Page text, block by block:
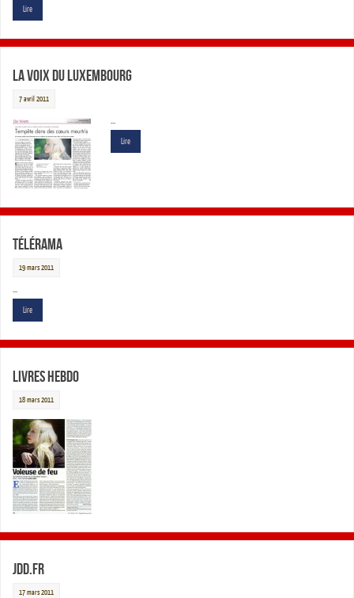
Lire
La Voix du Luxembourg
7 avril 2011
…
Lire
Télérama
19 mars 2011
…
Lire
Livres Hebdo
18 mars 2011
JDD.fr
17 mars 2011